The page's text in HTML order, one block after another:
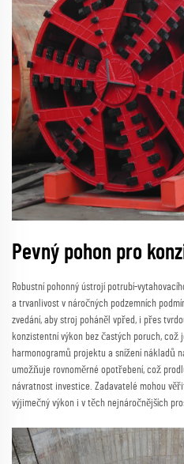
Pevný pohon pro
Robustní pohonný ústrojí potrubí-
a trvanlivost v náročných podzemních
zvedání, aby stroj poháněl vpřed, i přes
konzistentní výkon bez častých poruch, což
harmonogramů projektu a snížení nákladů
umožňuje rovnoměrné opotřebení, což
návratnost investice. Zadavatelé mohou
výjimečný výkon i v těch nejnáročnějších